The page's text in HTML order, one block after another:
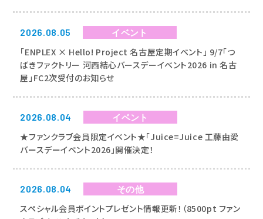
2026.08.05 イベント
「ENPLEX × Hello! Project 名古屋定期イベント」 9/7「つ
ばきファクトリー 河西結心バースデーイベント2026 in 名古
屋」FC2次受付のお知らせ
2026.08.04 イベント
★ファンクラブ会員限定イベント★「Juice=Juice 工藤由愛
バースデーイベント2026」開催決定！
2026.08.04 その他
スペシャル会員ポイントプレゼント情報更新！（8500pt ファン